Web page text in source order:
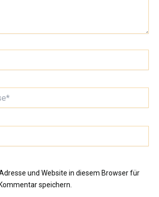
und Website in diesem Browser für
speichern.